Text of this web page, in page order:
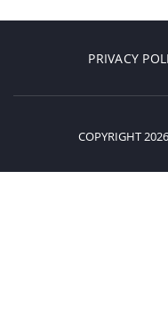
PRIVACY
COPYRIGHT